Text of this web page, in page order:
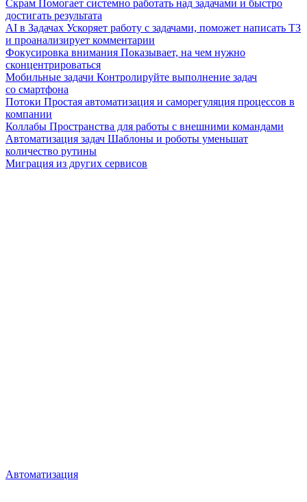
Скрам Помогает системно работать над задачами и быстро
достигать результата
AI в Задачах Ускоряет работу с задачами, поможет написать ТЗ
и проанализирует комментарии
Фокусировка внимания Показывает, на чем нужно
сконцентрироваться
Мобильные задачи Контролируйте выполнение задач
со смартфона
Потоки Простая автоматизация и саморегуляция процессов в
компании
Коллабы Пространства для работы с внешними командами
Автоматизация задач Шаблоны и роботы уменьшат
количество рутины
Миграция из других сервисов
Автоматизация